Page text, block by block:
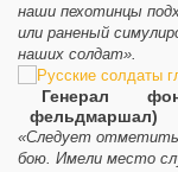
наши пехотинцы
или раненый
наших солдат».
Генерал
фельдмаршал)
«Следует отметить
бою. Имели место